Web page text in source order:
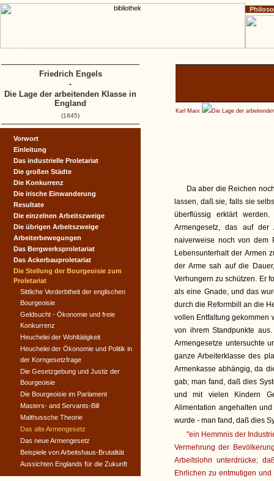
Karl Marx Die Lage der
Da aber die Reichen
lassen, daß sie, falls sie
überflüssig erklärt
Armengesetz, das auf
naiverweise noch von dem
Lebensunterhalt der Armen
der Arme sah auf die
Verhungern zu schützen. Er
als eine Gnade, und das
durch die Reformbill an die
vollen Entfaltung gekommen
von ihrem Standpunkte
Armengesetze untersuchte
ganze Arbeiterklasse des
Armenkasse abhängig, da
gab; man fand, daß dies
und mit vielen Kindern
Alimentation angehalten
wurde - man fand, daß dies
"ein Hemmnis der
Vermehrung der
Arbeitslohn unterdrücke;
Ehrlichen zu entmutigen
Vorwort
Einleitung
Das industrielle Proletariat
Die großen Städte
Die Konkurrenz
Die irische Einwanderung
Resultate
Die einzelnen Arbeitszweige
Die übrigen Arbeitszweige
Arbeiterbewegungen
Das Bergwerksproletariat
Das Ackerbauproletariat
Die Stellung der Bourgeoisie zum
Proletariat
Sittliche Verderbtheit der englischen
Bourgeoisie
Geldsucht - Ökonomie und freie
Konkurrenz
Heuchelei der Wohltätigkeit
Heuchelei der Ökonomie und Politik in
der Korngesetzfrage
Die Gesetzgebung und Justiz der
Bourgeoisie
Die Bourgeoisie im Parlament
Masters- and Servants-Bill
Malthussche Theorie
Das alte Armengesetz
Das neue Armengesetz
Beispiele von Arbeitshaus-Brutalität
Aussichten Englands für die Zukunft
Friedrich Engels
-
Die Lage der arbeitenden Klasse in
England
(1845)